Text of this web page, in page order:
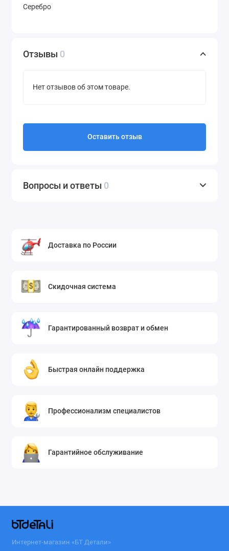
Серебро
Отзывы 0
Нет отзывов об этом товаре.
Оставить отзыв
Вопросы и ответы 0
Доставка по России
Скидочная система
Гарантированный возврат и обмен
Быстрая онлайн поддержка
Профессионализм специалистов
Гарантийное обслуживание
Интернет-магазин «БТ Детали»